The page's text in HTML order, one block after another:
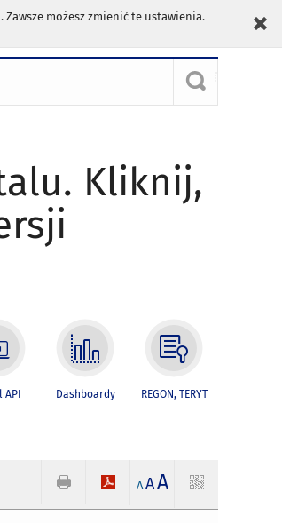
możesz zmienić te ustawienia.
Kliknij,
API Dashboardy REGON, TERYT
A AA